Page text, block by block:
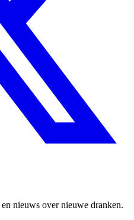
nieuws over nieuwe dranken.